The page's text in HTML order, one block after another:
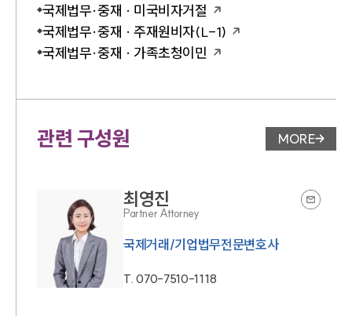
국제법무·중재 · 미국비자거절
국제법무·중재 · 주재원비자(L-1)
국제법무·중재 · 가족초청이민
관련 구성원 변호사 페
MORE
최영진
Partner Attorney
국제거래/기업법무전문변호사
T.070-7510-1118